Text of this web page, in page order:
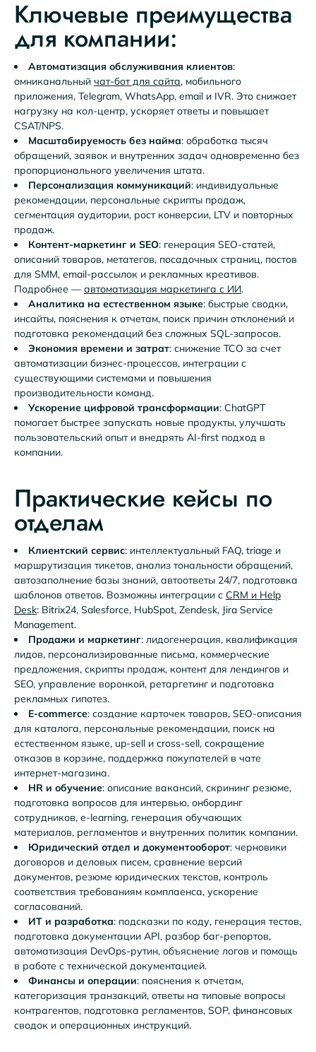
Ключевые преимущества
для компании:
Автоматизация обслуживания клиентов:
омниканальный чат-бот для сайта, мобильного
приложения, Telegram, WhatsApp, email и IVR. Это снижает
нагрузку на кол-центр, ускоряет ответы и повышает
CSAT/NPS.
Масштабируемость без найма: обработка тысяч
обращений, заявок и внутренних задач одновременно без
пропорционального увеличения штата.
Персонализация коммуникаций: индивидуальные
рекомендации, персональные скрипты продаж,
сегментация аудитории, рост конверсии, LTV и повторных
продаж.
Контент-маркетинг и SEO: генерация SEO-статей,
описаний товаров, метатегов, посадочных страниц, постов
для SMM, email-рассылок и рекламных креативов.
Подробнее — автоматизация маркетинга с ИИ.
Аналитика на естественном языке: быстрые сводки,
инсайты, пояснения к отчетам, поиск причин отклонений и
подготовка рекомендаций без сложных SQL-запросов.
Экономия времени и затрат: снижение TCO за счет
автоматизации бизнес-процессов, интеграции с
существующими системами и повышения
производительности команд.
Ускорение цифровой трансформации: ChatGPT
помогает быстрее запускать новые продукты, улучшать
пользовательский опыт и внедрять AI-first подход в
компании.
Практические кейсы по
отделам
Клиентский сервис: интеллектуальный FAQ, triage и
маршрутизация тикетов, анализ тональности обращений,
автозаполнение базы знаний, автоответы 24/7, подготовка
шаблонов ответов. Возможны интеграции с CRM и Help
Desk: Bitrix24, Salesforce, HubSpot, Zendesk, Jira Service
Management.
Продажи и маркетинг: лидогенерация, квалификация
лидов, персонализированные письма, коммерческие
предложения, скрипты продаж, контент для лендингов и
SEO, управление воронкой, ретаргетинг и подготовка
рекламных гипотез.
E-commerce: создание карточек товаров, SEO-описания
для каталога, персональные рекомендации, поиск на
естественном языке, up-sell и cross-sell, сокращение
отказов в корзине, поддержка покупателей в чате
интернет-магазина.
HR и обучение: описание вакансий, скрининг резюме,
подготовка вопросов для интервью, онбординг
сотрудников, e-learning, генерация обучающих
материалов, регламентов и внутренних политик компании.
Юридический отдел и документооборот: черновики
договоров и деловых писем, сравнение версий
документов, резюме юридических текстов, контроль
соответствия требованиям комплаенса, ускорение
согласований.
ИТ и разработка: подсказки по коду, генерация тестов,
подготовка документации API, разбор баг-репортов,
автоматизация DevOps-рутин, объяснение логов и помощь
в работе с технической документацией.
Финансы и операции: пояснения к отчетам,
категоризация транзакций, ответы на типовые вопросы
контрагентов, подготовка регламентов, SOP, финансовых
сводок и операционных инструкций.